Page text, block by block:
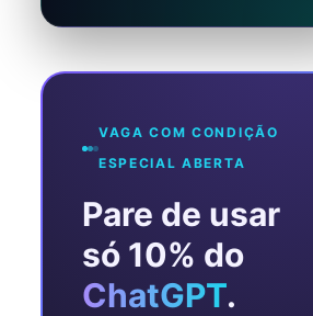
VAGA COM CONDIÇÃO
ESPECIAL ABERTA
Pare de usar
só 10% do
ChatGPT.